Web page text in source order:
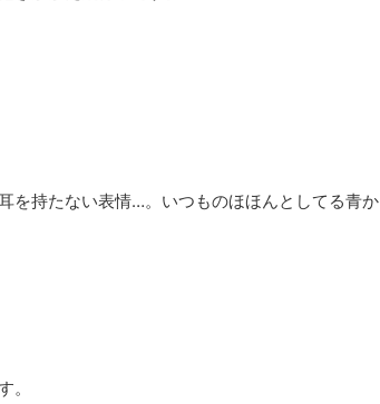
を持たない表情…。いつものほほんとしてる青か
。